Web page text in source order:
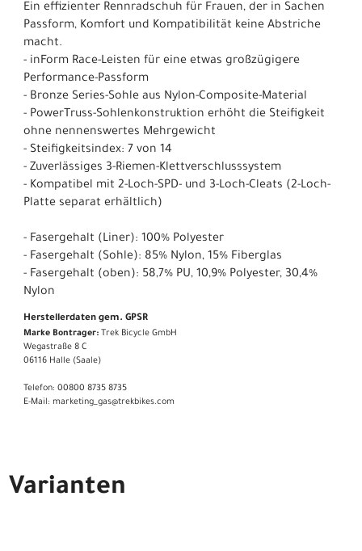
Ein effizienter Rennradschuh für Frauen, der in Sachen
Passform, Komfort und Kompatibilität keine Abstriche
macht.
- inForm Race-Leisten für eine etwas großzügigere
Performance-Passform
- Bronze Series-Sohle aus Nylon-Composite-Material
- PowerTruss-Sohlenkonstruktion erhöht die Steifigkeit
ohne nennenswertes Mehrgewicht
- Steifigkeitsindex: 7 von 14
- Zuverlässiges 3-Riemen-Klettverschlusssystem
- Kompatibel mit 2-Loch-SPD- und 3-Loch-Cleats (2-Loch-
Platte separat erhältlich)
- Fasergehalt (Liner): 100% Polyester
- Fasergehalt (Sohle): 85% Nylon, 15% Fiberglas
- Fasergehalt (oben): 58,7% PU, 10,9% Polyester, 30,4%
Nylon
Herstellerdaten gem. GPSR
Marke Bontrager: Trek Bicycle GmbH
Wegastraße 8 C
06116 Halle (Saale)
Telefon: 00800 8735 8735
E-Mail: marketing_gas@trekbikes.com
Varianten